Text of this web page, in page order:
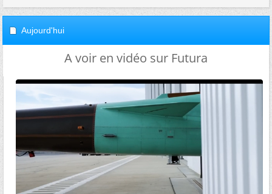
Aujourd'hui
A voir en vidéo sur Futura